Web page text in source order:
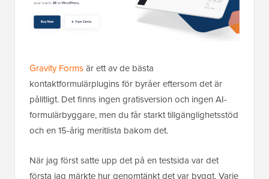
Gravity Formsär ett av de bästa
kontaktformulärplugins för byråer eftersom det är
pålitligt. Det finns ingen gratisversion och ingen AI-
formulärbyggare, men du får starkt tillgänglighetsstöd
och en 15-årig meritlista bakom det.
När jag först satte upp det på en testsida var det
första jag märkte hur genomtänkt det var byggt. Varje